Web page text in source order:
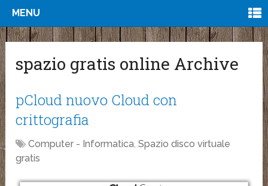
MENU
spazio gratis online Archive
pCloud nuovo Cloud con
crittografia
Computer - Informatica,Spazio disco virtuale
gratis